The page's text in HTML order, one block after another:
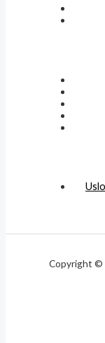
Copyright ©